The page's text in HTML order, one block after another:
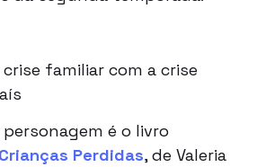
familiar com a crise
é o livro
Perdidas, de Valeria